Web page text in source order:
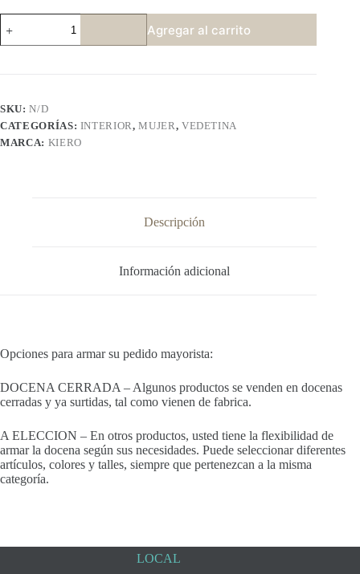
10252
cantidad
Agregar al carrito
SKU:N/D
CATEGORÍAS: INTERIOR,MUJER, VEDETINA
MARCA: KIERO
Descripción
Información adicional
Opciones para armar su pedido mayorista:
DOCENA CERRADA – Algunos productos se venden en docenas
cerradas y ya surtidas, tal como vienen de fabrica.
A ELECCION – En otros productos, usted tiene la flexibilidad de
armar la docena según sus necesidades. Puede seleccionar diferentes
artículos, colores y talles, siempre que pertenezcan a la misma
categoría.
LOCAL